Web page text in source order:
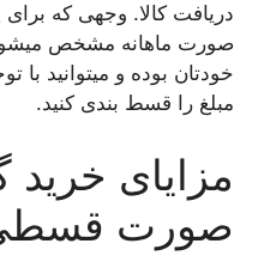
دریافت کالا. وجهی که
صورت ماهانه مشخص میشود
خودتان بوده و میتوانید با
مبلغ را قسط بندی کنید.
مزایای
صورت